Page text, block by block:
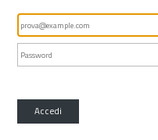
Accedi